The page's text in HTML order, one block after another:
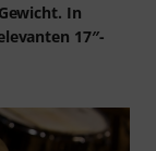
In
17″-